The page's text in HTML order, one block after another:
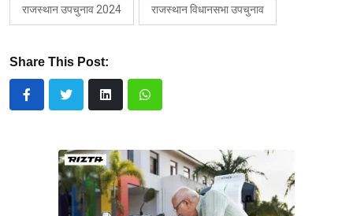
राजस्थान उपचुनाव 2024 राजस्थान विधानसभा उपचुनाव
Share This Post: